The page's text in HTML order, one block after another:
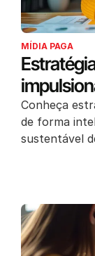
MÍDIA PAGA
Conheça
de forma
sustentável